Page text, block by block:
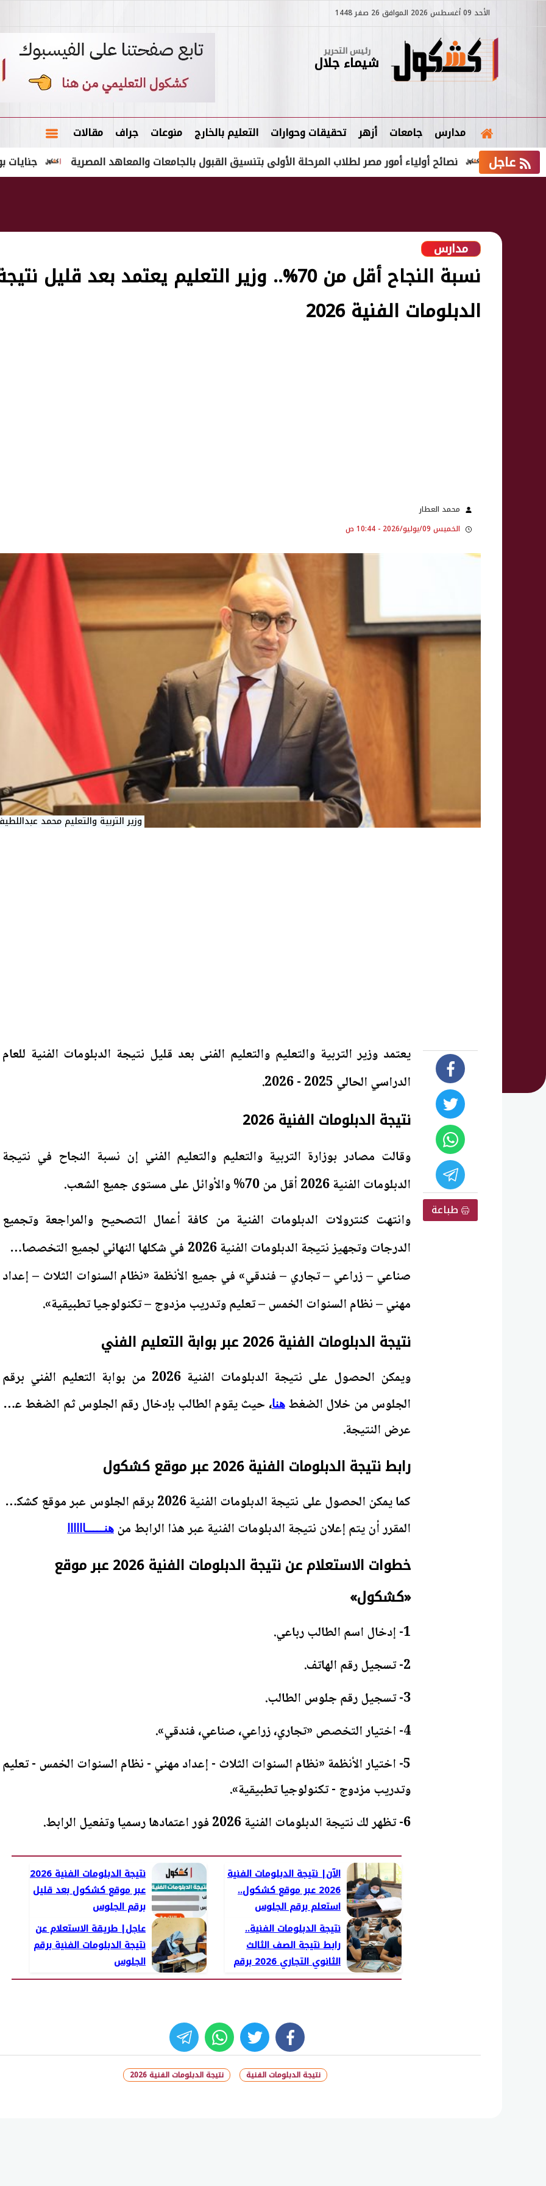
الأحد 09 أغسطس 2026 الموافق 26 صفر 1448
رئيس التحرير
شيماء جلال
مدارس جامعات أزهر تحقيقات وحوارات التعليم بالخارج منوعات جراف مقالات
عاجل جنايات بورسعيد نصائح أولياء أمور مصر لطلاب المرحلة الأولى بتنسيق القبول بالجامعات والمعاهد المصرية
مدارس
نسبة النجاح أقل من 70%.. وزير التعليم يعتمد بعد قليل
الدبلومات الفنية 2026
محمد العطار
الخميس 09/يوليو/2026 - 10:44 ص
وزير التربية والتعليم محمد
طباعة
يعتمد وزير التربية والتعليم والتعليم الفنى بعد قليل نتيجة الدبلومات الفنية للعام
الدراسي الحالي 2025 - 2026.
نتيجة الدبلومات الفنية 2026
وقالت مصادر بوزارة التربية والتعليم والتعليم الفني إن نسبة النجاح في نتيجة
الدبلومات الفنية 2026 أقل من 70% والأوائل على مستوى جميع الشعب.
وانتهت كنترولات الدبلومات الفنية من كافة أعمال التصحيح والمراجعة وتجميع
الدرجات وتجهيز نتيجة الدبلومات الفنية 2026 في شكلها النهائي لجميع التخصصات «
صناعي – زراعي – تجاري – فندقي» في جميع الأنظمة «نظام السنوات الثلاث – إعداد
مهني – نظام السنوات الخمس – تعليم وتدريب مزدوج – تكنولوجيا تطبيقية».
نتيجة الدبلومات الفنية 2026 عبر بوابة التعليم الفني
ويمكن الحصول على نتيجة الدبلومات الفنية 2026 من بوابة التعليم الفني برقم
الجلوس من خلال الضغطهنا، حيث يقوم الطالب بإدخال رقم الجلوس ثم الضغط على
عرض النتيجة.
رابط نتيجة الدبلومات الفنية 2026 عبر موقع كشكول
كما يمكن الحصول على نتيجة الدبلومات الفنية 2026 برقم الجلوس عبر موقع كشكول
المقرر أن يتم إعلان نتيجة الدبلومات الفنية عبر هذا الرابط من هنـــــاااااا
خطوات الاستعلام عن نتيجة الدبلومات الفنية 2026 عبر موقع
«كشكول»
1- إدخال اسم الطالب رباعي.
2- تسجيل رقم الهاتف.
3- تسجيل رقم جلوس الطالب.
4- اختيار التخصص «تجاري، زراعي، صناعي، فندقي».
5- اختيار الأنظمة «نظام السنوات الثلاث - إعداد مهني - نظام السنوات الخمس - تعليم
وتدريب مزدوج - تكنولوجيا تطبيقية».
6- تظهر لك نتيجة الدبلومات الفنية 2026 فور اعتمادها رسميا وتفعيل الرابط.
الآن| نتيجة الدبلومات الفنية
2026 عبر موقع كشكول..
استعلم برقم الجلوس
نتيجة الدبلومات الفنية 2026
عبر موقع كشكول بعد قليل
برقم الجلوس
نتيجة الدبلومات الفنية..
رابط نتيجة الصف الثالث
الثانوي التجاري 2026 برقم
الجلوس
عاجل| طريقة الاستعلام عن
نتيجة الدبلومات الفنية برقم
الجلوس
facebook
twitter
whats
نتيجة الدبلومات الفنية نتيجة الدبلومات الفنية 2026